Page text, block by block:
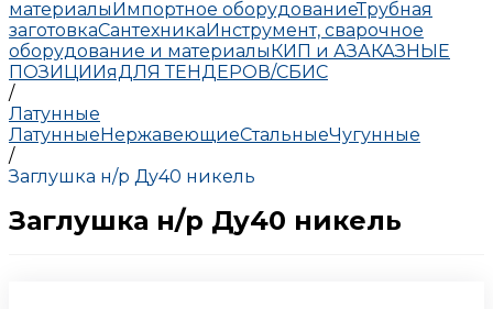
материалыИмпортное оборудованиеТрубная
заготовкаСантехникаИнструмент, сварочное
оборудование и материалыКИП и АЗАКАЗНЫЕ
ПОЗИЦИИяДЛЯ ТЕНДЕРОВ/СБИС
/
Латунные
ЛатунныеНержавеющиеСтальныеЧугунные
/
Заглушка н/р Ду40 никель
Заглушка н/р Ду40 никель